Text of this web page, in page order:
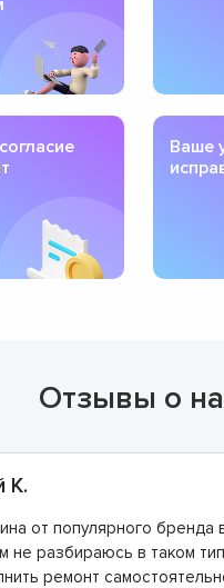
Ваше
Отзывы о
К.
от популярного бренда
не разбираюсь в таком
ремонт